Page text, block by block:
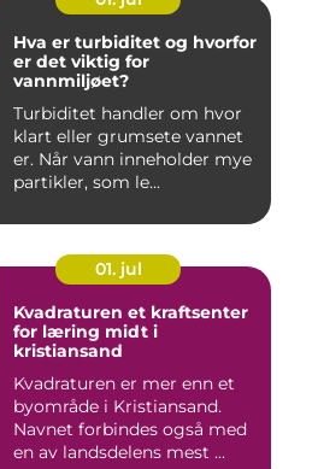
Hva er turbiditet og hvorfor
er det viktig for
vannmiljøet?
Turbiditet handler om hvor
klart eller grumsete vannet
er. Når vann inneholder mye
partikler, som le...
01. jul
Kvadraturen et kraftsenter
for læring midt i
kristiansand
Kvadraturen er mer enn et
byområde i Kristiansand.
Navnet forbindes også med
en av landsdelens mest ...